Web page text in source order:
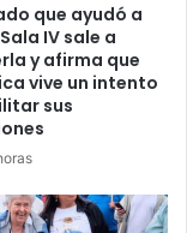
que ayudó a
IV sale a
y afirma que
vive un intento
sus